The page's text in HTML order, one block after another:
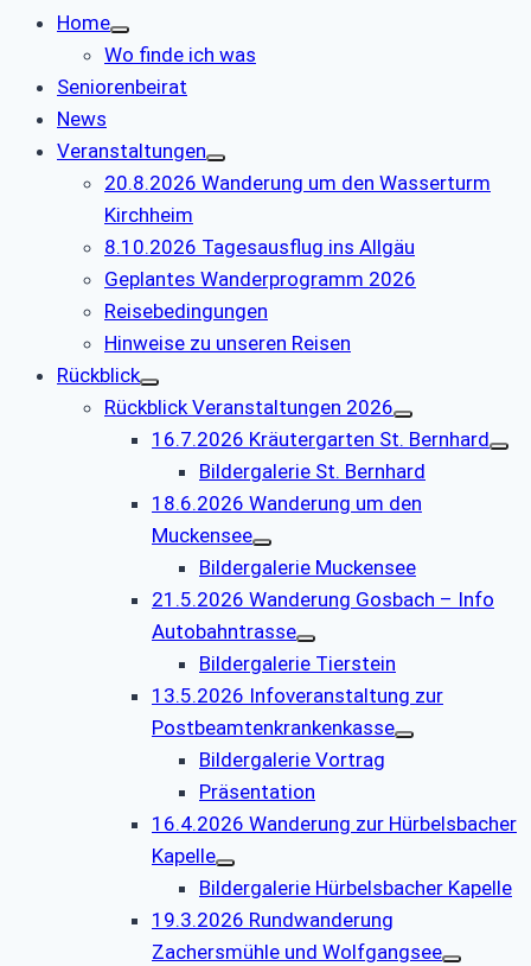
Home
Wo finde ich was
Seniorenbeirat
News
Veranstaltungen
20.8.2026 Wanderung um den Wasserturm
Kirchheim
8.10.2026 Tagesausflug ins Allgäu
Geplantes Wanderprogramm 2026
Reisebedingungen
Hinweise zu unseren Reisen
Rückblick
Rückblick Veranstaltungen 2026
16.7.2026 Kräutergarten St. Bernhard
Bildergalerie St. Bernhard
18.6.2026 Wanderung um den
Muckensee
Bildergalerie Muckensee
21.5.2026 Wanderung Gosbach – Info
Autobahntrasse
Bildergalerie Tierstein
13.5.2026 Infoveranstaltung zur
Postbeamtenkrankenkasse
Bildergalerie Vortrag
Präsentation
16.4.2026 Wanderung zur Hürbelsbacher
Kapelle
Bildergalerie Hürbelsbacher Kapelle
19.3.2026 Rundwanderung
Zachersmühle und Wolfgangsee